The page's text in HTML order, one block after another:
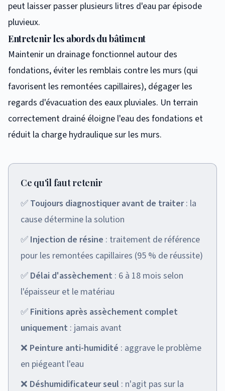
peut laisser passer plusieurs litres d'eau par épisode
pluvieux.
Entretenir les abords du bâtiment
Maintenir un drainage fonctionnel autour des
fondations, éviter les remblais contre les murs (qui
favorisent les remontées capillaires), dégager les
regards d'évacuation des eaux pluviales. Un terrain
correctement drainé éloigne l'eau des fondations et
réduit la charge hydraulique sur les murs.
Ce qu'il faut retenir
✅ Toujours diagnostiquer avant de traiter: la
cause détermine la solution
✅ Injection de résine : traitement de référence
pour les remontées capillaires (95 % de réussite)
✅ Délai d'assèchement : 6 à 18 mois selon
l'épaisseur et le matériau
✅ Finitions après assèchement complet
uniquement : jamais avant
❌ Peinture anti-humidité : aggrave le problème
en piégeant l'eau
❌ Déshumidificateur seul : n'agit pas sur la